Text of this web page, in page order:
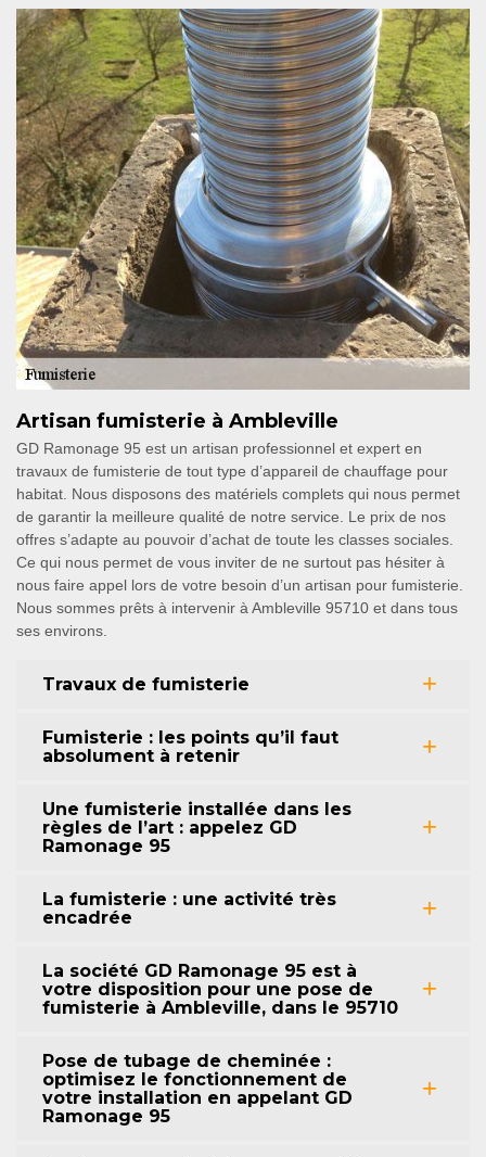
Artisan fumisterie à Ambleville
GD Ramonage 95 est un artisan professionnel et expert en
travaux de fumisterie de tout type d’appareil de chauffage pour
habitat. Nous disposons des matériels complets qui nous permet
de garantir la meilleure qualité de notre service. Le prix de nos
offres s’adapte au pouvoir d’achat de toute les classes sociales.
Ce qui nous permet de vous inviter de ne surtout pas hésiter à
nous faire appel lors de votre besoin d’un artisan pour fumisterie.
Nous sommes prêts à intervenir à Ambleville 95710 et dans tous
ses environs.
Travaux de fumisterie
Fumisterie : les points qu’il faut
absolument à retenir
Une fumisterie installée dans les
règles de l’art : appelez GD
Ramonage 95
La fumisterie : une activité très
encadrée
La société GD Ramonage 95 est à
votre disposition pour une pose de
fumisterie à Ambleville, dans le 95710
Pose de tubage de cheminée :
optimisez le fonctionnement de
votre installation en appelant GD
Ramonage 95